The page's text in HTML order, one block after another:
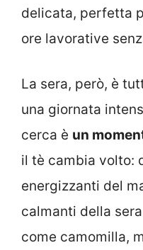
delicata, perfetta
ore lavorative
La sera, però, è
una giornata
cerca è un
il tè cambia volto:
energizzanti del
calmanti della
come camomilla,